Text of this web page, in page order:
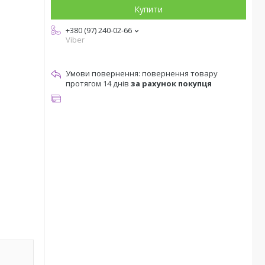
Купити
+380 (97) 240-02-66
Viber
повернення товару
протягом 14 днів за рахунок покупця